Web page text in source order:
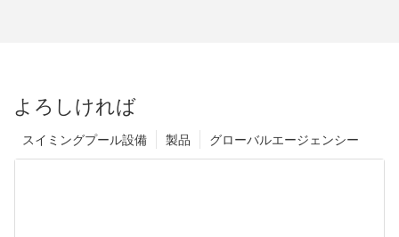
よろしければ
グローバルエージェンシー
製品
スイミングプール設備